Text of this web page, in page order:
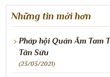
Những tin mới hơn
Pháp hội Quán Âm Tam
Tân Sửu
(23/03/2021)